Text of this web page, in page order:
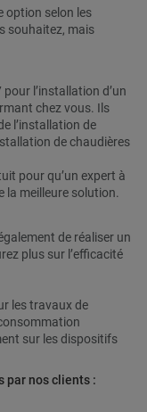
option selon les
souhaitez, mais
l’installation d’un
chez vous. Ils
l’installation de
de chaudières
pour qu’un expert à
la meilleure solution.
de réaliser un
plus sur l’efficacité
les travaux de
sur les dispositifs
par nos clients :